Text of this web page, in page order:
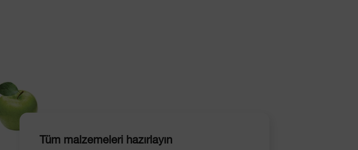
Tüm malzemeleri hazırlayın